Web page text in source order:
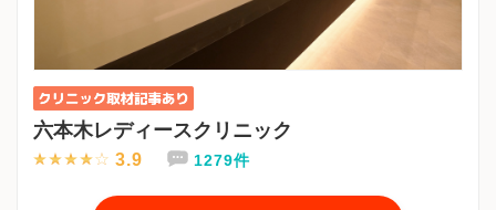
六本木レディースクリニック
3.9 1279件